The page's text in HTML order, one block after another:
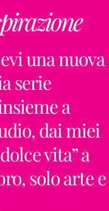
una nuova
serie
a
dai miei
vita” a
solo arte e